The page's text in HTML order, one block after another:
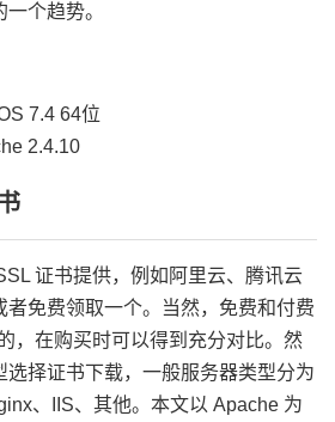
个趋势。
7.4 64位
2.4.10
证书提供，例如阿里云、腾讯云
者免费领取一个。当然，免费和付费
，在购买时可以得到充分对比。然
选择证书下载，一般服务器类型分为
、IIS、其他。本文以 Apache 为